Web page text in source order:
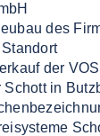
des
der
Schott in